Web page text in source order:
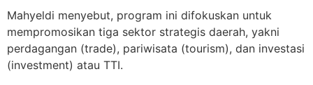
Mahyeldi menyebut, program ini difokuskan untuk
mempromosikan tiga sektor strategis daerah, yakni
perdagangan (trade), pariwisata (tourism), dan investasi
(investment) atau TTI.